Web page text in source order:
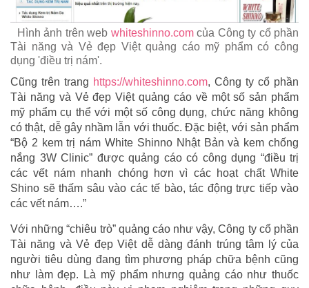
Hình ảnh trên web whiteshinno.comcủa Công ty cổ phần
Tài năng và Vẻ đẹp Việt quảng cáo mỹ phẩm có công
dụng 'điều trị nám'.
Cũng trên trang https://whiteshinno.com, Công ty cổ phần
Tài năng và Vẻ đẹp Việt quảng cáo về một số sản phẩm
mỹ phẩm cụ thể với một số công dụng, chức năng không
có thật, dễ gây nhầm lẫn với thuốc. Đặc biệt, với sản phẩm
“Bộ 2 kem trị nám White Shinno Nhật Bản và kem chống
nắng 3W Clinic” được quảng cáo có công dụng “điều trị
các vết nám nhanh chóng hơn vì các hoạt chất White
Shino sẽ thấm sâu vào các tế bào, tác động trực tiếp vào
các vết nám….”
Với những “chiêu trò” quảng cáo như vậy, Công ty cổ phần
Tài năng và Vẻ đẹp Việt dễ dàng đánh trúng tâm lý của
người tiêu dùng đang tìm phương pháp chữa bệnh cũng
như làm đẹp. Là mỹ phẩm nhưng quảng cáo như thuốc